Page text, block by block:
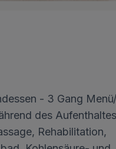
- 3 Gang Menü/
des Aufenthaltes
Rehabilitation,